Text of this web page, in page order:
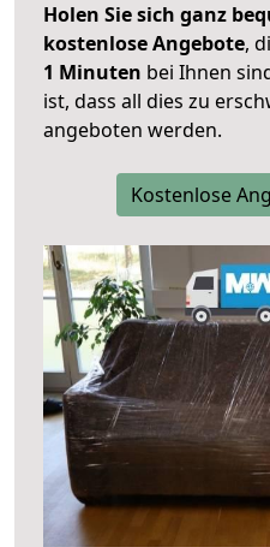
Holen Sie sich ganz
kostenlose Angebote,
1 Minuten bei Ihnen
ist, dass all dies zu
angeboten werden.
Kostenlose